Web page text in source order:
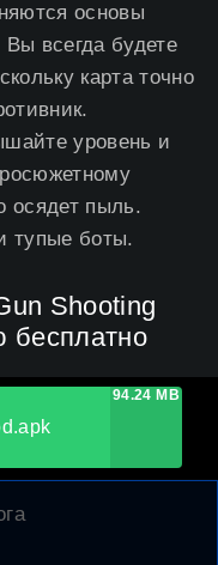
основы
всегда будете
карта точно
уровень и
осядет пыль.
тупые боты.
Shooting
94.24 MB